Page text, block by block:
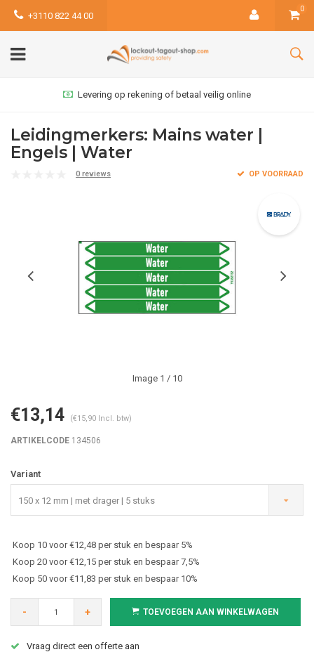
+3110 822 44 00
0
Levering op rekening of betaal veilig online
Leidingmerkers: Mains water |
Engels | Water
0 reviews OP VOORRAAD
Image 1 / 10
€13,14 (€15,90 Incl. btw)
ARTIKELCODE 134506
Variant
150 x 12 mm | met drager | 5 stuks
Koop 10 voor €12,48 per stuk en bespaar 5%
Koop 20 voor €12,15 per stuk en bespaar 7,5%
Koop 50 voor €11,83 per stuk en bespaar 10%
- + TOEVOEGEN AAN WINKELWAGEN
Vraag direct een offerte aan